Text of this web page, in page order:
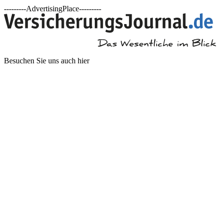
---------AdvertisingPlace---------
Besuchen Sie uns auch hier